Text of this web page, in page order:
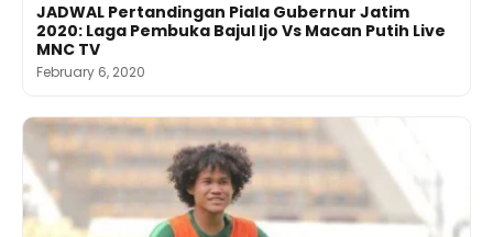
JADWAL Pertandingan Piala Gubernur Jatim
2020: Laga Pembuka Bajul Ijo Vs Macan Putih Live
MNC TV
February 6, 2020